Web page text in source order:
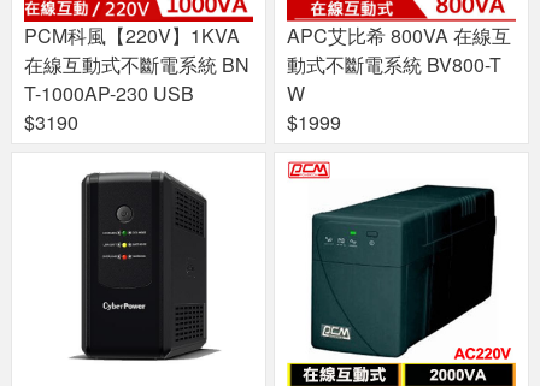
PCM科風【220V】1KVA
在線互動式不斷電系統 BN
T-1000AP-230 USB
$3190
APC艾比希 800VA 在線互
動式不斷電系統 BV800-T
W
$1999